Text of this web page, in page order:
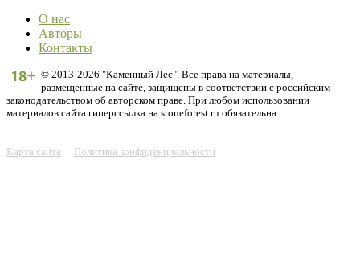
О нас
Авторы
Контакты
© 2013-2026 "Каменный Лес". Все права на материалы,
размещенные на сайте, защищены в соответствии с российским
законодательством об авторском праве. При любом использовании
материалов сайта гиперссылка на stoneforest.ru обязательна.
Карта сайта Политика конфиденциальности